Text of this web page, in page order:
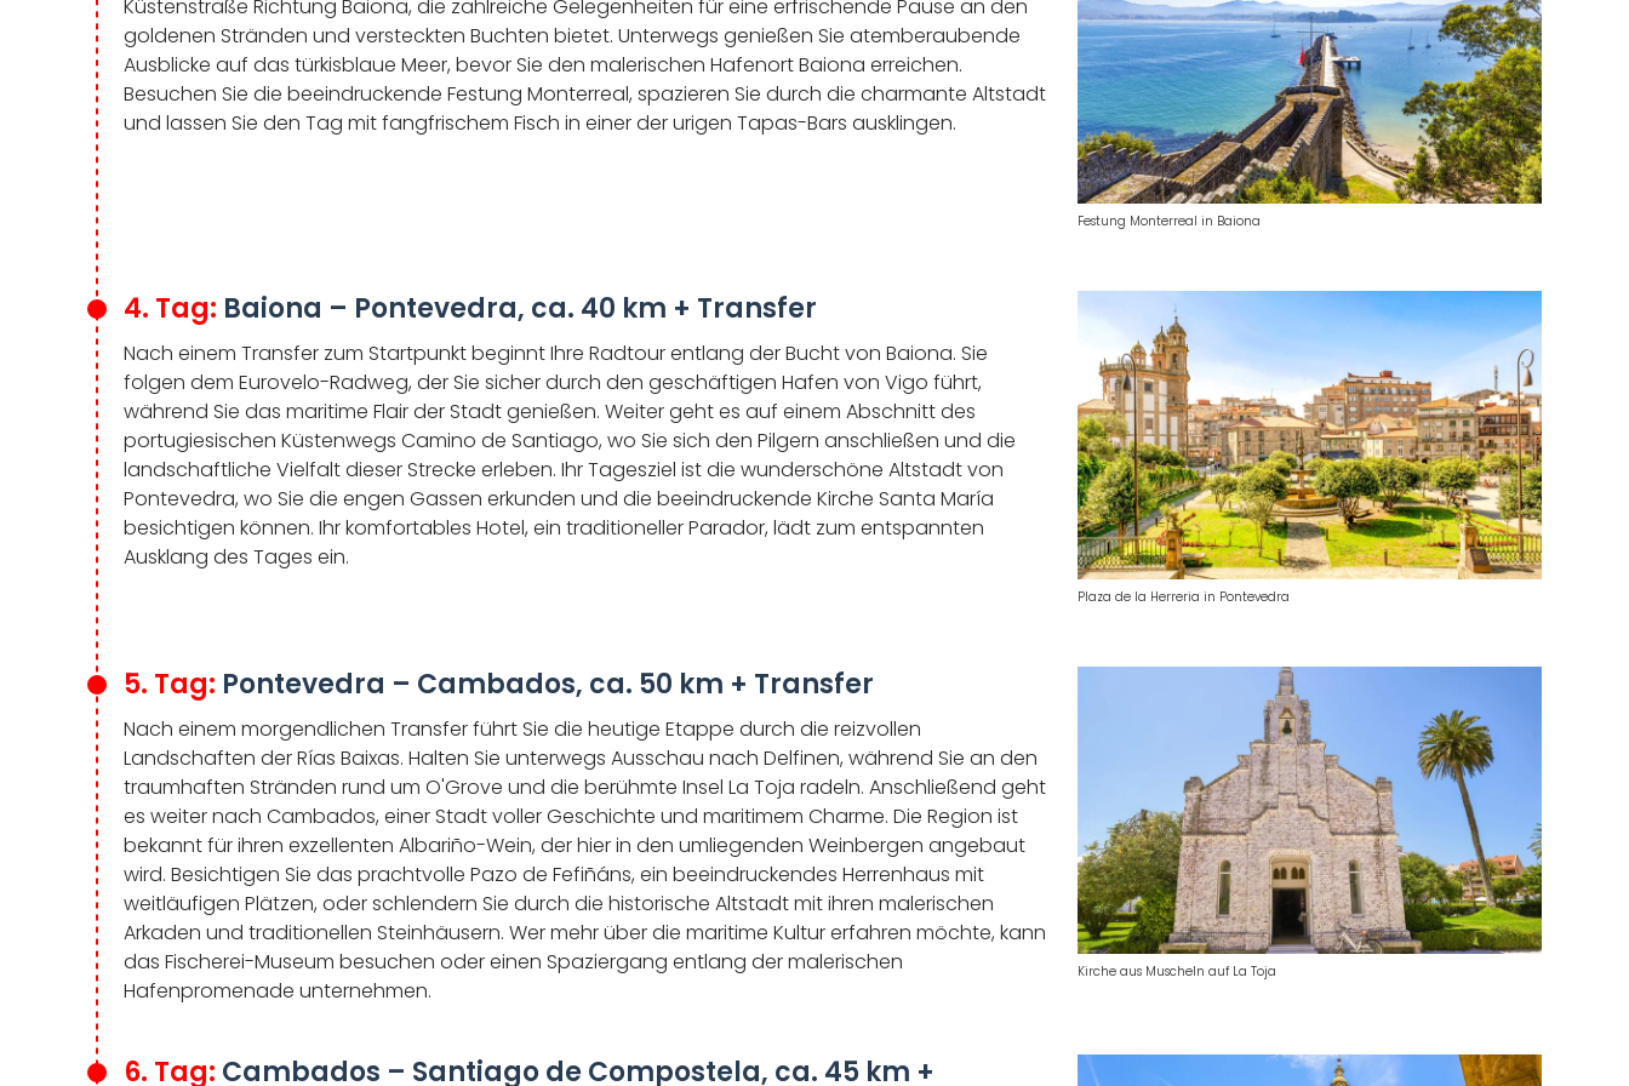
Küstenstraße Richtung Baiona, die zahlreiche Gelegenheiten für eine erfrischende Pause an den
goldenen Stränden und versteckten Buchten bietet. Unterwegs genießen Sie atemberaubende
Ausblicke auf das türkisblaue Meer, bevor Sie den malerischen Hafenort Baiona erreichen.
Besuchen Sie die beeindruckende Festung Monterreal, spazieren Sie durch die charmante Altstadt
und lassen Sie den Tag mit fangfrischem Fisch in einer der urigen Tapas-Bars ausklingen.
Festung Monterreal in Baiona
4. Tag: Baiona – Pontevedra, ca. 40 km + Transfer
Nach einem Transfer zum Startpunkt beginnt Ihre Radtour entlang der Bucht von Baiona. Sie
folgen dem Eurovelo-Radweg, der Sie sicher durch den geschäftigen Hafen von Vigo führt,
während Sie das maritime Flair der Stadt genießen. Weiter geht es auf einem Abschnitt des
portugiesischen Küstenwegs Camino de Santiago, wo Sie sich den Pilgern anschließen und die
landschaftliche Vielfalt dieser Strecke erleben. Ihr Tagesziel ist die wunderschöne Altstadt von
Pontevedra, wo Sie die engen Gassen erkunden und die beeindruckende Kirche Santa María
besichtigen können. Ihr komfortables Hotel, ein traditioneller Parador, lädt zum entspannten
Ausklang des Tages ein.
Plaza de la Herreria in Pontevedra
5. Tag: Pontevedra – Cambados, ca. 50 km + Transfer
Nach einem morgendlichen Transfer führt Sie die heutige Etappe durch die reizvollen
Landschaften der Rías Baixas. Halten Sie unterwegs Ausschau nach Delfinen, während Sie an den
traumhaften Stränden rund um O'Grove und die berühmte Insel La Toja radeln. Anschließend geht
es weiter nach Cambados, einer Stadt voller Geschichte und maritimem Charme. Die Region ist
bekannt für ihren exzellenten Albariño-Wein, der hier in den umliegenden Weinbergen angebaut
wird. Besichtigen Sie das prachtvolle Pazo de Fefiñáns, ein beeindruckendes Herrenhaus mit
weitläufigen Plätzen, oder schlendern Sie durch die historische Altstadt mit ihren malerischen
Arkaden und traditionellen Steinhäusern. Wer mehr über die maritime Kultur erfahren möchte, kann
das Fischerei-Museum besuchen oder einen Spaziergang entlang der malerischen
Hafenpromenade unternehmen.
Kirche aus Muscheln auf La Toja
6. Tag: Cambados – Santiago de Compostela, ca. 45 km +